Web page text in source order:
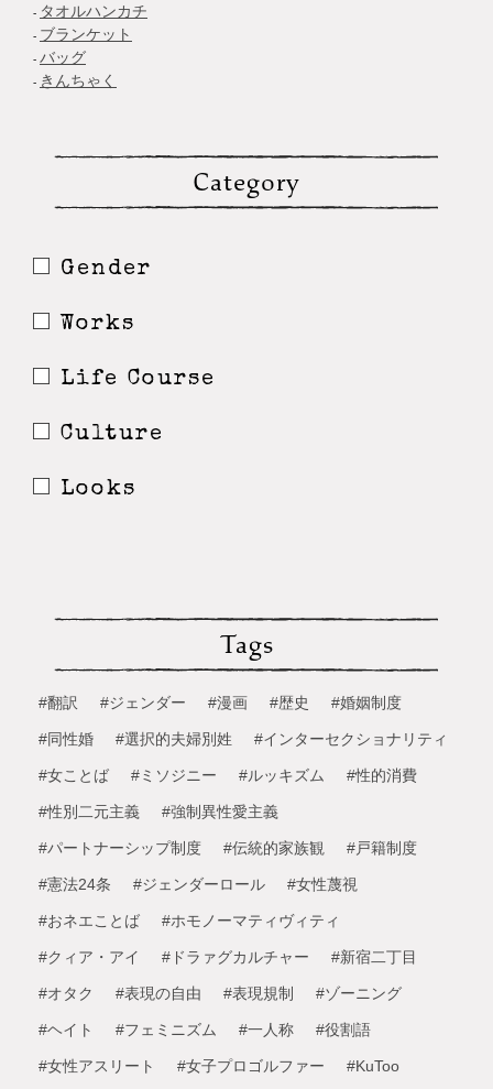
タオルハンカチ
ブランケット
バッグ
きんちゃく
Category
Gender
Works
Life Course
Culture
Looks
Tags
#翻訳 #ジェンダー #漫画 #歴史 #婚姻制度
#同性婚 #選択的夫婦別姓 #インターセクショナリティ
#女ことば #ミソジニー #ルッキズム #性的消費
#性別二元主義 #強制異性愛主義
#パートナーシップ制度 #伝統的家族観 #戸籍制度
#憲法24条 #ジェンダーロール #女性蔑視
#おネエことば #ホモノーマティヴィティ
#クィア・アイ #ドラァグカルチャー #新宿二丁目
#オタク #表現の自由 #表現規制 #ゾーニング
#ヘイト #フェミニズム #一人称 #役割語
#女性アスリート #女子プロゴルファー #KuToo